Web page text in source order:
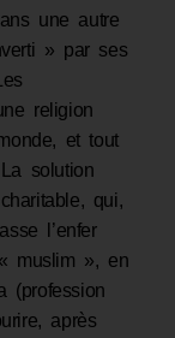
une autre
» par ses
religion
et tout
solution
qui,
l’enfer
muslim », en
(profession
après